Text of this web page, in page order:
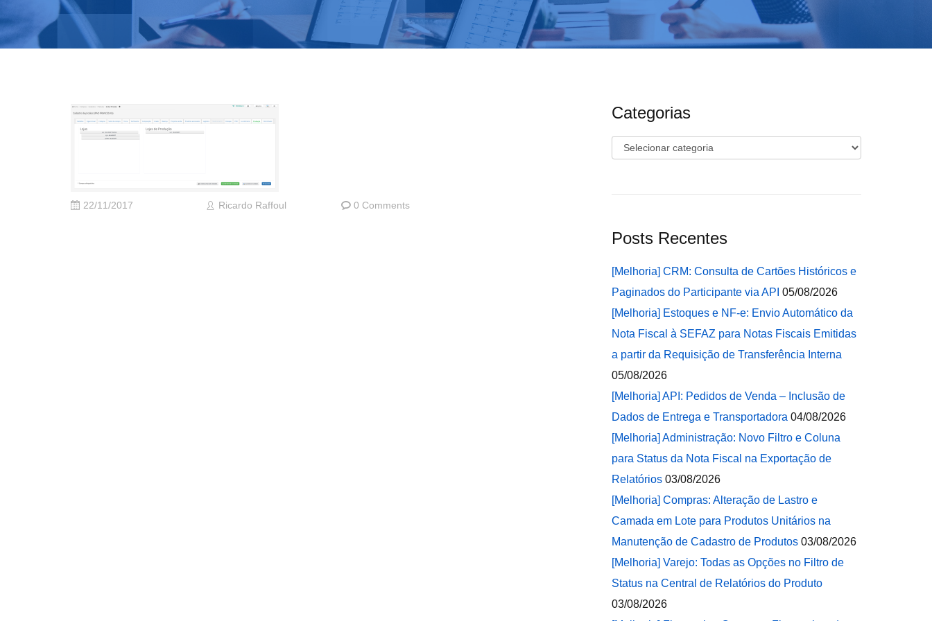
22/11/2017 Ricardo Raffoul 0 Comments
Categorias
Categorias
Posts Recentes
[Melhoria] CRM: Consulta de Cartões Históricos e
Paginados do Participante via API 05/08/2026
[Melhoria] Estoques e NF-e: Envio Automático da
Nota Fiscal à SEFAZ para Notas Fiscais Emitidas
a partir da Requisição de Transferência Interna
05/08/2026
[Melhoria] API: Pedidos de Venda – Inclusão de
Dados de Entrega e Transportadora 04/08/2026
[Melhoria] Administração: Novo Filtro e Coluna
para Status da Nota Fiscal na Exportação de
Relatórios 03/08/2026
[Melhoria] Compras: Alteração de Lastro e
Camada em Lote para Produtos Unitários na
Manutenção de Cadastro de Produtos 03/08/2026
[Melhoria] Varejo: Todas as Opções no Filtro de
Status na Central de Relatórios do Produto
03/08/2026